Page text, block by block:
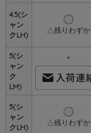
4.5(シ
ャン
クLH)
△残りわずか
5(シ
ャン
ク
LM)
×
5(シ
ャン
クLH)
△残りわずか